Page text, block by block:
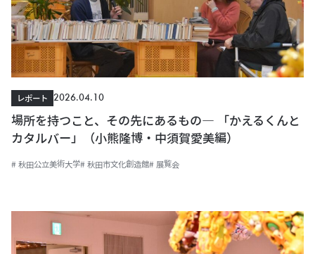
レポート
2026.04.10
場所を持つこと、その先にあるもの― 「かえるくんと
カタルバー」（小熊隆博・中須賀愛美編）
# 秋田公立美術大学# 秋田市文化創造館# 展覧会